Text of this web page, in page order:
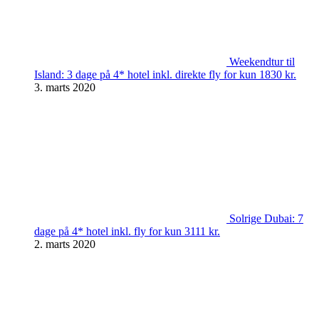
Weekendtur til
Island: 3 dage på 4* hotel inkl. direkte fly for kun 1830 kr.
3. marts 2020
Solrige Dubai: 7
dage på 4* hotel inkl. fly for kun 3111 kr.
2. marts 2020